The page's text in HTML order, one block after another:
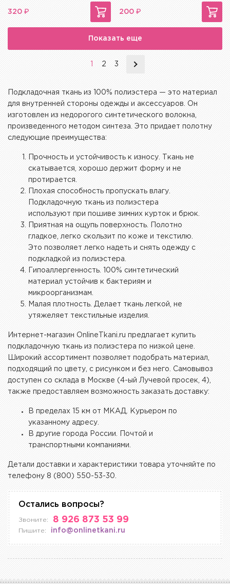
320 ₽ 200 ₽
Показать еще
2 3
Подкладочная ткань из 100% полиэстера — это материал
для внутренней стороны одежды и аксессуаров. Он
изготовлен из недорогого синтетического волокна,
произведенного методом синтеза. Это придает полотну
следующие преимущества:
Прочность и устойчивость к износу. Ткань не
скатывается, хорошо держит форму и не
протирается.
Плохая способность пропускать влагу.
Подкладочную ткань из полиэстера
используют при пошиве зимних курток и брюк.
Приятная на ощупь поверхность. Полотно
гладкое, легко скользит по коже и текстилю.
Это позволяет легко надеть и снять одежду с
подкладкой из полиэстера.
Гипоаллергенность. 100% синтетический
материал устойчив к бактериям и
микроорганизмам.
Малая плотность. Делает ткань легкой, не
утяжеляет текстильные изделия.
Интернет-магазин OnlineTkani.ru предлагает купить
подкладочную ткань из полиэстера по низкой цене.
Широкий ассортимент позволяет подобрать материал,
подходящий по цвету, с рисунком и без него. Самовывоз
доступен со склада в Москве (4-ый Лучевой просек, 4),
также предоставляем возможность заказать доставку:
В пределах 15 км от МКАД. Курьером по
указанному адресу.
В другие города России. Почтой и
транспортными компаниями.
Детали доставки и характеристики товара уточняйте по
телефону 8 (800) 550-53-30.
Остались вопросы?
Звоните: 8 926 873 53 99
Пишите: info@onlinetkani.ru